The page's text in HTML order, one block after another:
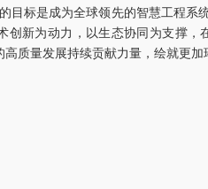
目标是成为全球领先的智慧工程系
创新为动力，以生态协同为支撑，
质量发展持续贡献力量，绘就更